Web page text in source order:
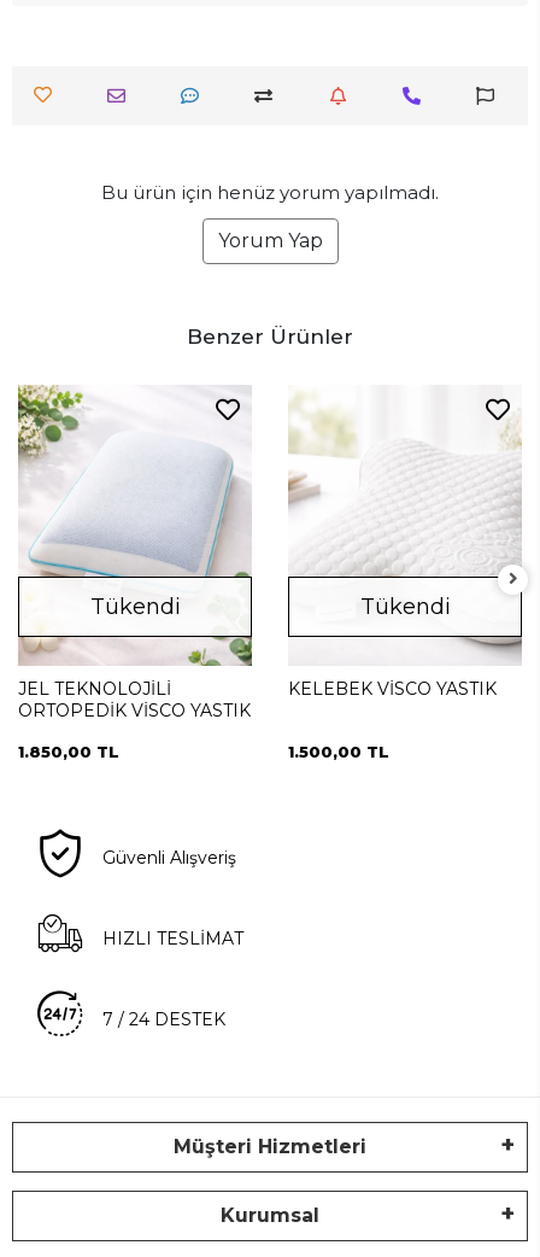
Bu ürün için henüz yorum yapılmadı.
Yorum Yap
Benzer Ürünler
Tükendi
JEL TEKNOLOJİLİ
ORTOPEDİK VİSCO YASTIK
1.850,00 TL
Tükendi
KELEBEK VİSCO YASTIK
1.500,00 TL
Güvenli Alışveriş
HIZLI TESLİMAT
7 / 24 DESTEK
Müşteri Hizmetleri
Kurumsal